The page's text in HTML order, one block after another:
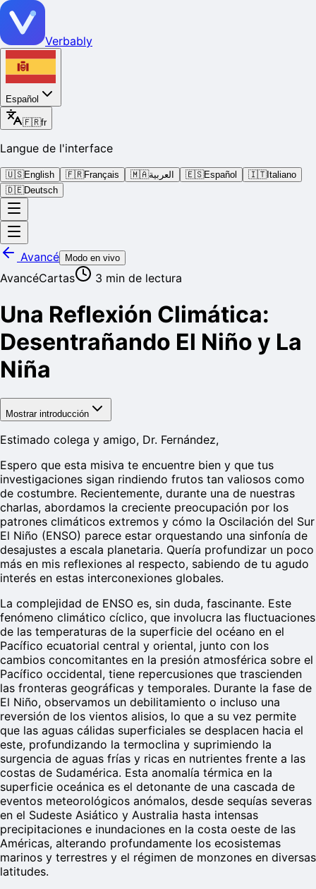
Verbably
Español
🇫🇷fr
Langue de l'interface
🇺🇸English 🇫🇷Français 🇲🇦العربية 🇪🇸Español 🇮🇹Italiano
🇩🇪Deutsch
Avancé Modo en vivo
AvancéCartas 3 min de lectura
Una Reflexión Climática:
Desentrañando El Niño y La
Niña
Mostrar introducción
Estimado colega y amigo, Dr. Fernández,
Espero que esta misiva te encuentre bien y que tus
investigaciones sigan rindiendo frutos tan valiosos como
de costumbre. Recientemente, durante una de nuestras
charlas, abordamos la creciente preocupación por los
patrones climáticos extremos y cómo la Oscilación del Sur
El Niño (ENSO) parece estar orquestando una sinfonía de
desajustes a escala planetaria. Quería profundizar un poco
más en mis reflexiones al respecto, sabiendo de tu agudo
interés en estas interconexiones globales.
La complejidad de ENSO es, sin duda, fascinante. Este
fenómeno climático cíclico, que involucra las fluctuaciones
de las temperaturas de la superficie del océano en el
Pacífico ecuatorial central y oriental, junto con los
cambios concomitantes en la presión atmosférica sobre el
Pacífico occidental, tiene repercusiones que trascienden
las fronteras geográficas y temporales. Durante la fase de
El Niño, observamos un debilitamiento o incluso una
reversión de los vientos alisios, lo que a su vez permite
que las aguas cálidas superficiales se desplacen hacia el
este, profundizando la termoclina y suprimiendo la
surgencia de aguas frías y ricas en nutrientes frente a las
costas de Sudamérica. Esta anomalía térmica en la
superficie oceánica es el detonante de una cascada de
eventos meteorológicos anómalos, desde sequías severas
en el Sudeste Asiático y Australia hasta intensas
precipitaciones e inundaciones en la costa oeste de las
Américas, alterando profundamente los ecosistemas
marinos y terrestres y el régimen de monzones en diversas
latitudes.